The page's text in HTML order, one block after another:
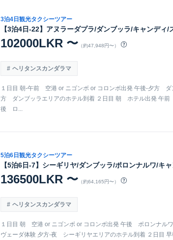
3泊4日観光タクシーツアー
【3泊4日-22】アヌラーダプラ/ダンブッラ/キャンディ/
102000LKR 〜 （約47,948円〜）
ヘリタンスカンダラマ
１日目 朝-午前 空港 or ニゴンボ or コロンボ出発 午後-夕方 ダ
方 ダンブッラエリアのホテル到着 ２日目 朝 ホテル出発 午
後 ロ...
5泊6日観光タクシーツアー
【5泊6日-7】シーギリヤ/ダンブッラ/ポロンナルワ/キ
136500LKR 〜 （約64,165円〜）
ヘリタンスカンダラマ
１日目 朝 空港 or ニゴンボ or コロンボ出発 午後 ポロンナル
ヴェーダ体験 夕方-夜 シーギリヤエリアのホテル到着 ２日目